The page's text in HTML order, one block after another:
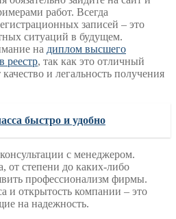
работ. Всегда
записей – это
ситуаций в будущем.
на диплом высшего
реестр, так как это отличный
и легальность получения
быстро и удобно
с менеджером.
от степени до каких-либо
профессионализм фирмы.
и открытость компании – это
на надежность.